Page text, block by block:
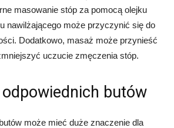
masowanie stóp za pomocą olejku
nawilżającego może przyczynić się do
Dodatkowo, masaż może przynieść
uczucie zmęczenia stóp.
butów
może mieć duże znaczenie dla